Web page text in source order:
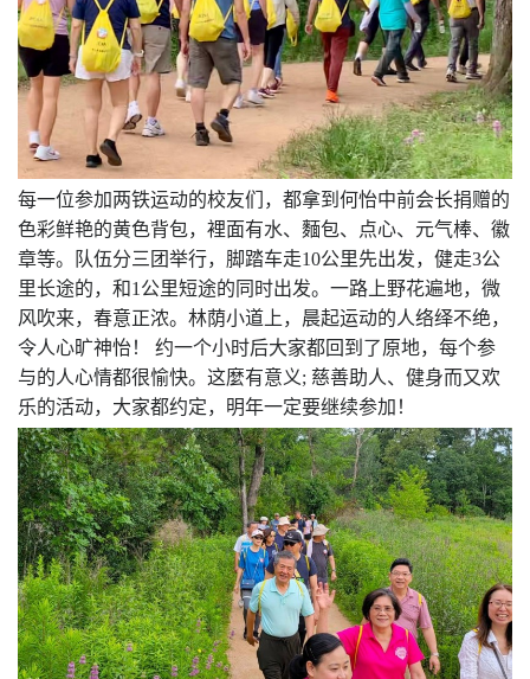
每一位参加两铁运动的校友们，都拿到何怡中前会长捐赠的
色彩鲜艳的黄色背包，裡面有水、麵包、点心、元气棒、徽
章等。队伍分三团举行，脚踏车走10公里先出发，健走3公
里长途的，和1 公里短途的同时出发。一路上野花遍地，微
风吹来，春意正浓。林荫小道上，晨起运动的人络绎不绝，
令人心旷神怡！
约一个小时后大家都回到了原地，每个参
与的人心情都很愉快。这麼有意义; 慈善助人、健身而又欢
乐的活动，大家都约定，明年一定要继续参加！